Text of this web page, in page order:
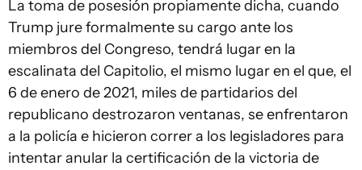
La toma de posesión propiamente dicha, cuando
Trump jure formalmente su cargo ante los
miembros del Congreso, tendrá lugar en la
escalinata del Capitolio, el mismo lugar en el que, el
6 de enero de 2021, miles de partidarios del
republicano destrozaron ventanas, se enfrentaron
a la policía e hicieron correr a los legisladores para
intentar anular la certificación de la victoria de